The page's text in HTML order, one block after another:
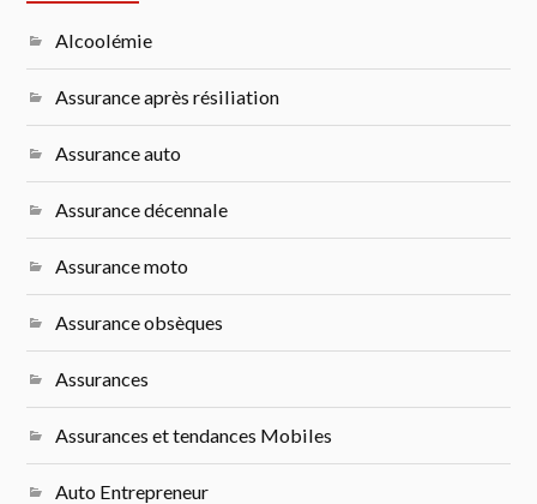
Alcoolémie
Assurance après résiliation
Assurance auto
Assurance décennale
Assurance moto
Assurance obsèques
Assurances
Assurances et tendances Mobiles
Auto Entrepreneur